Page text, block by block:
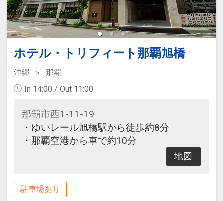
ホテル・トリフィート那覇旭橋
沖縄
那覇
In 14:00 / Out 11:00
那覇市西1-11-19
・ゆいレール旭橋駅から徒歩約8分
・那覇空港から車で約10分
地図
駐車場あり